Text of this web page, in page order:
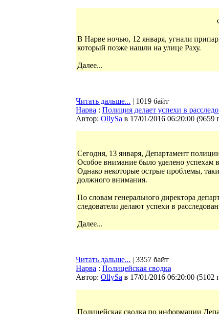
В Нарве ночью, 12 января, угнали
который позже нашли на улице Раху.
Далее...
Читать дальше... | 1019 байт
Нарва : Полиция делает успехи в
Автор: OllySa в 17/01/2016 06:20:00 (9659
Сегодня, 13 января, Департамент
Особое внимание было уделено успехам
Однако некоторые острые проблемы,
должного внимания.
По словам генерального директора
следователи делают успехи в
Далее...
Читать дальше... | 3357 байт
Нарва : Полицейская сводка
Автор: OllySa в 17/01/2016 06:20:00 (5102
Полицейская сводка по информации